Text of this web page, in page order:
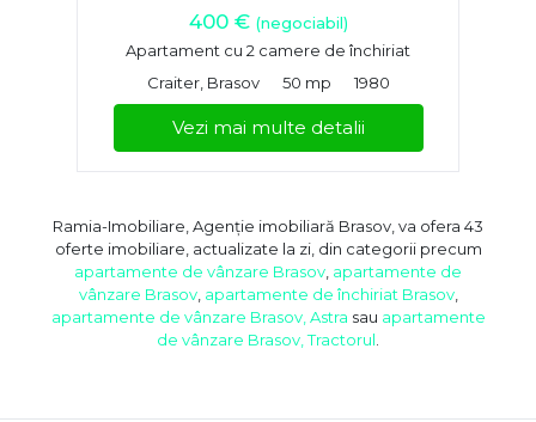
400 € (negociabil)
Apartament cu 2 camere de închiriat
Craiter, Brasov
50 mp 1980
Vezi mai multe detalii
Ramia-Imobiliare, Agenție imobiliară Brasov, va ofera 43
oferte imobiliare, actualizate la zi, din categorii precum
apartamente de vânzare Brasov apartamente de
vânzare Brasov, apartamente de închiriat Brasov,
apartamente de vânzare Brasov, Astra sau apartamente
de vânzare Brasov, Tractorul